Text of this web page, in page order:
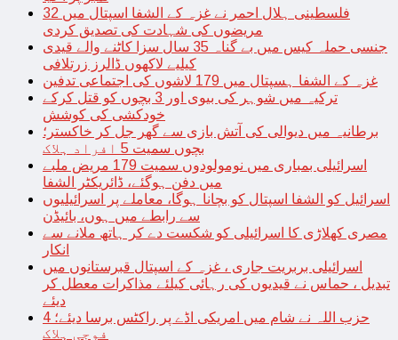
فلسطینی ہلال احمر نے غزہ کے الشفا اسپتال میں 32
مریضوں کی شہادت کی تصدیق کردی
جنسی حملہ کیس میں بے گناہ 35 سال سزا کاٹنے والے قیدی
کیلیے لاکھوں ڈالرز زرتلافی
غزہ کے الشفا ہسپتال میں 179 لاشوں کی اجتماعی تدفین
ترکیہ میں شوہر کی بیوی اور 3 بچوں کو قتل کرکے
خودکشی کی کوشش
برطانیہ میں دیوالی کی آتش بازی سے گھر جل کر خاکستر؛
بچوں سمیت 5 افراد ہلاک
اسرائیلی بمباری میں نومولودوں سمیت 179 مریض ملبے
میں دفن ہوگئے، ڈائریکٹر الشفا
اسرائیل کو الشفا اسپتال کو بچانا ہوگا، معاملے پر اسرائیلیوں
سے رابطے میں ہوں، بائیڈن
مصری کھلاڑی کا اسرائیلی کو شکست دے کر ہاتھ ملانے سے
انکار
اسرائیلی بربریت جاری ، غزہ کے اسپتال قبرستانوں میں
تبدیل ، حماس نے قیدیوں کی رہائی کیلئے مذاکرات معطل کر
دیئے
حزب اللہ نے شام میں امریکی اڈے پر راکٹس برسا دیئے؛ 4
فوجی ہلاک